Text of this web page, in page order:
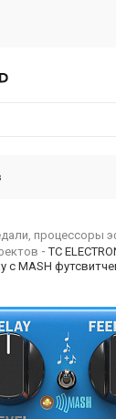
процессоры
TC
с MASH